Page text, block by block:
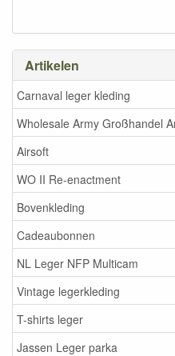
Artikelen
Carnaval leger kleding
Wholesale Army Großhandel
Airsoft
WO II Re-enactment
Bovenkleding
Cadeaubonnen
NL Leger NFP Multicam
Vintage legerkleding
T-shirts leger
Jassen Leger parka